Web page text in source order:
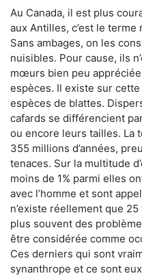
Au Canada, il est plus
aux Antilles, c’est le
Sans ambages, on les
nuisibles. Pour cause, ils
mœurs bien peu
espèces. Il existe sur
espèces de blattes.
cafards se différencient
ou encore leurs tailles. La
355 millions d’années,
tenaces. Sur la multitude
moins de 1% parmi elles
avec l’homme et sont
n’existe réellement que
plus souvent des
être considérée comme
Ces derniers qui sont
synanthrope et ce sont